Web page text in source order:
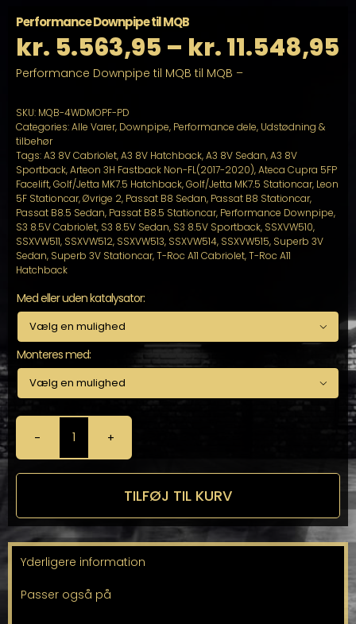
Performance Downpipe til MQB
kr. 5.563,95 – kr.11.548,95
Performance Downpipe til MQB til MQB –
SKU: MQB-4WDMOPF-PD
Categories:Alle Varer, Downpipe, Performance dele, Udstødning &
tilbehør
Tags:A3 8V Cabriolet,A3 8V Hatchback,A3 8V Sedan,A3 8V
Sportback,Arteon 3H Fastback Non-FL(2017-2020),Ateca Cupra 5FP
Facelift,Golf/Jetta MK7.5 Hatchback,Golf/Jetta MK7.5 Stationcar, Leon
5F Stationcar,Øvrige 2, Passat B8 Sedan, Passat B8 Stationcar,
Passat B8.5 Sedan, Passat B8.5 Stationcar, Performance Downpipe,
S3 8.5V Cabriolet, S3 8.5V Sedan, S3 8.5V Sportback, SSXVW510,
SSXVW511, SSXVW512, SSXVW513, SSXVW514, SSXVW515, Superb 3V
Sedan, Superb 3V Stationcar,T-Roc A11 Cabriolet,T-Roc A11
Hatchback
Med eller uden katalysator:

Monteres med:

Performance
Downpipe
til
TILFØJ TIL KURV
Yderligere information
Passer også på